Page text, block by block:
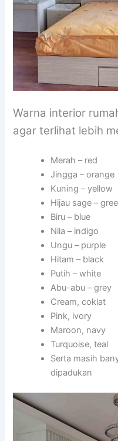
Warna interior
agar terlihat lebih
Merah – red
Jingga – orange
Kuning – yellow
Hijau sage –
Biru – blue
Nila – indigo
Ungu – purple
Hitam – black
Putih – white
Abu-abu – grey
Cream, coklat
Pink, ivory
Maroon, navy
Turquoise, teal
Serta masih
dipadukan